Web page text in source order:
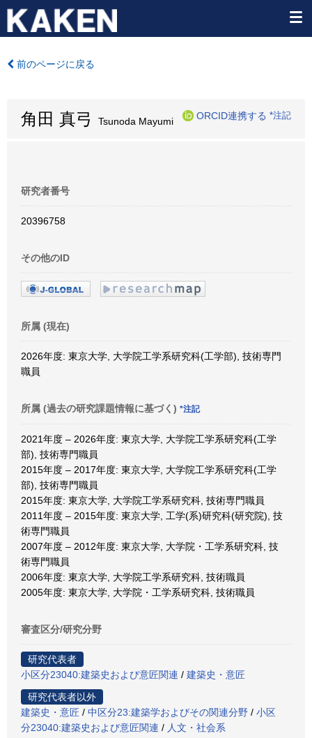
前のページに戻る
角田 真弓 Tsunoda Mayumi
ORCID連携する *注記
研究者番号
20396758
その他のID
所属 (現在)
2026年度: 東京大学, 大学院工学系研究科(工学部), 技術専門
職員
所属 (過去の研究課題情報に基づく) *注記
2021年度 – 2026年度: 東京大学, 大学院工学系研究科(工学
部), 技術専門職員
2015年度 – 2017年度: 東京大学, 大学院工学系研究科(工学
部), 技術専門職員
2015年度: 東京大学, 大学院工学系研究科, 技術専門職員
2011年度 – 2015年度: 東京大学, 工学(系)研究科(研究院), 技
術専門職員
2007年度 – 2012年度: 東京大学, 大学院・工学系研究科, 技
術専門職員
2006年度: 東京大学, 大学院工学系研究科, 技術職員
2005年度: 東京大学, 大学院・工学系研究科, 技術職員
審査区分/研究分野
研究代表者
小区分23040:建築史および意匠関連 / 建築史・意匠
研究代表者以外
建築史・意匠 / 中区分23:建築学およびその関連分野 / 小区
分23040:建築史および意匠関連 / 人文・社会系